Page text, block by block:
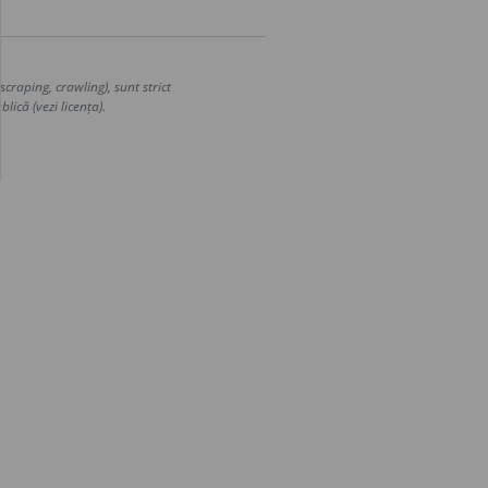
crawling), sunt strict
(vezi licența).